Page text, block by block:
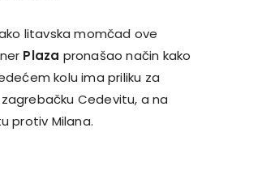
litavska momčad ove
Plaza pronašao način kako
kolu ima priliku za
Cedevitu, a na
protiv Milana.